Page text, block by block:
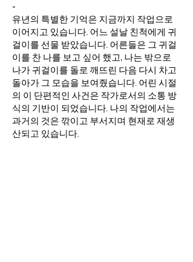
​-
유년의 특별한 기억은 지금까지 작업으로
이어지고 있습니다. 어느 설날 친척에게 귀
걸이를 선물 받았습니다. 어른들은 그 귀걸
이를 찬 나를 보고 싶어 했고, 나는 밖으로
나가 귀걸이를 돌로 깨뜨린 다음 다시 차고
돌아가 그 모습을 보여줬습니다. 어린 시절
의 이 단편적인 사건은 작가로서의 소통 방
식의 기반이 되었습니다. 나의 작업에서는
과거의 것은 깎이고 부서지며 현재로 재생
산되고 있습니다.